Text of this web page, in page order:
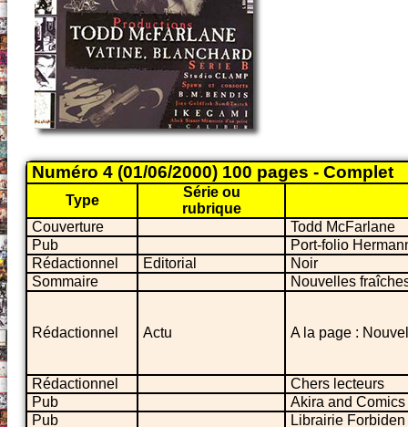
Numéro 4 (01/06/2000) 100 pages - Complet
Type
Série ou
rubrique
Couverture
Todd McFarlane
Pub
Port-folio
Rédactionnel
Editorial
Noir
Sommaire
Nouvelles
Rédactionnel Actu A la page :
Rédactionnel
Chers lecteurs
Pub
Akira and
Pub
Librairie